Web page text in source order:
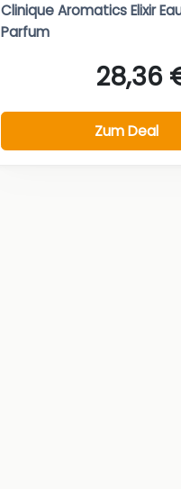
Clinique Aromatics Elixir
Parfum
28,36
Zum Deal